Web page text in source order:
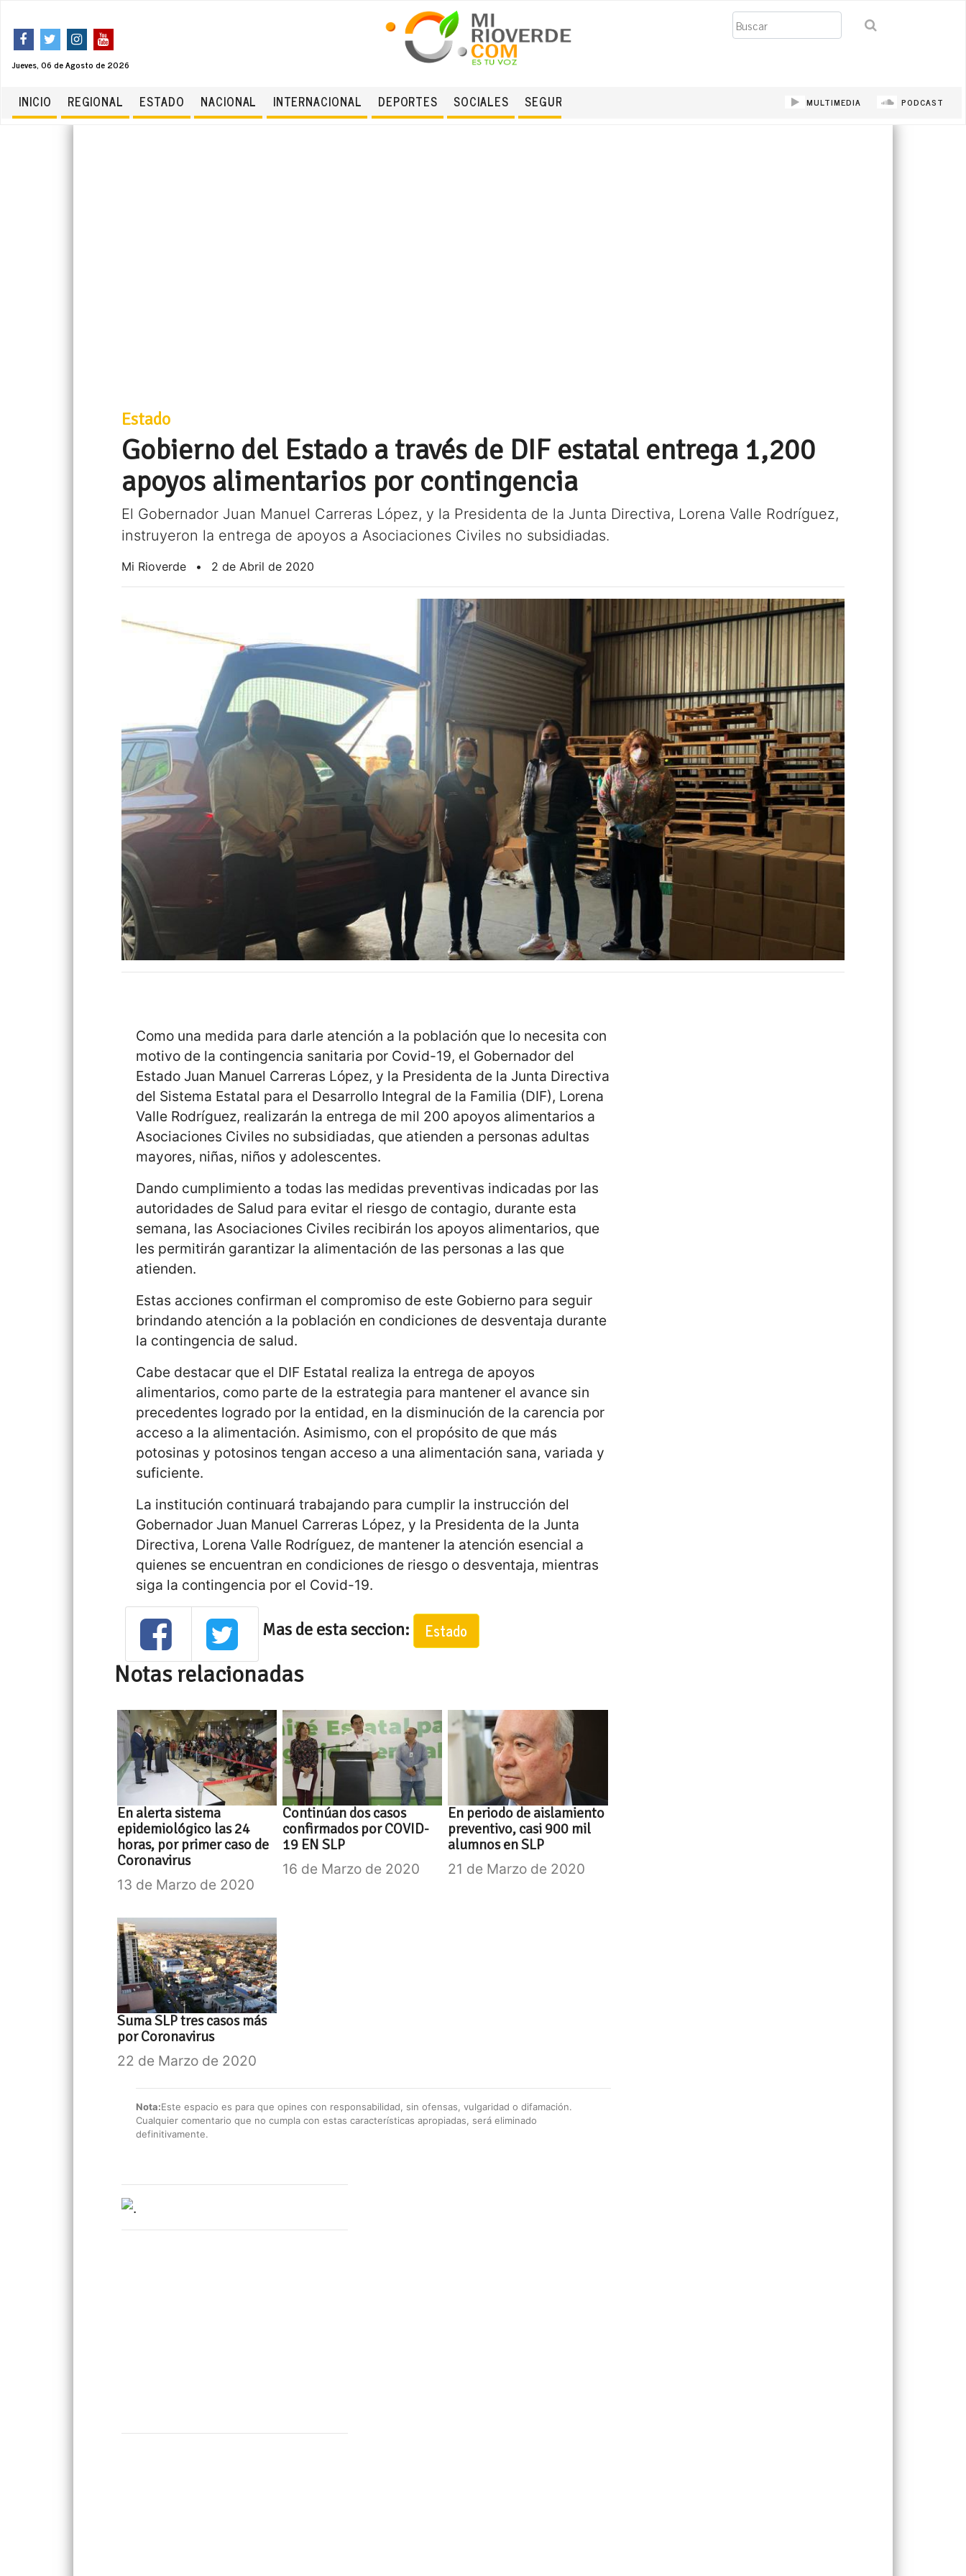
Jueves, 06 de Agosto de 2026
Buscar
INICIO REGIONAL ESTADO NACIONAL INTERNACIONAL DEPORTES SOCIALES SEGURIDAD MULTIMEDIA PODCAST
Estado
Gobierno del Estado a través de DIF estatal entrega 1,200
apoyos alimentarios por contingencia
El Gobernador Juan Manuel Carreras López, y la Presidenta de la Junta Directiva, Lorena Valle Rodríguez,
instruyeron la entrega de apoyos a Asociaciones Civiles no subsidiadas.
Mi Rioverde • 2 de Abril de 2020
Como una medida para darle atención a la población que lo necesita con
motivo de la contingencia sanitaria por Covid-19, el Gobernador del
Estado Juan Manuel Carreras López, y la Presidenta de la Junta Directiva
del Sistema Estatal para el Desarrollo Integral de la Familia (DIF), Lorena
Valle Rodríguez, realizarán la entrega de mil 200 apoyos alimentarios a
Asociaciones Civiles no subsidiadas, que atienden a personas adultas
mayores, niñas, niños y adolescentes.
Dando cumplimiento a todas las medidas preventivas indicadas por las
autoridades de Salud para evitar el riesgo de contagio, durante esta
semana, las Asociaciones Civiles recibirán los apoyos alimentarios, que
les permitirán garantizar la alimentación de las personas a las que
atienden.
Estas acciones confirman el compromiso de este Gobierno para seguir
brindando atención a la población en condiciones de desventaja durante
la contingencia de salud.
Cabe destacar que el DIF Estatal realiza la entrega de apoyos
alimentarios, como parte de la estrategia para mantener el avance sin
precedentes logrado por la entidad, en la disminución de la carencia por
acceso a la alimentación. Asimismo, con el propósito de que más
potosinas y potosinos tengan acceso a una alimentación sana, variada y
suficiente.
La institución continuará trabajando para cumplir la instrucción del
Gobernador Juan Manuel Carreras López, y la Presidenta de la Junta
Directiva, Lorena Valle Rodríguez, de mantener la atención esencial a
quienes se encuentran en condiciones de riesgo o desventaja, mientras
siga la contingencia por el Covid-19.
Mas de esta seccion: Estado
Notas relacionadas
En alerta sistema
epidemiológico las 24
horas, por primer caso de
Coronavirus
13 de Marzo de 2020
Continúan dos casos
confirmados por COVID-
19 EN SLP
16 de Marzo de 2020
En periodo de aislamiento
preventivo, casi 900 mil
alumnos en SLP
21 de Marzo de 2020
Suma SLP tres casos más
por Coronavirus
22 de Marzo de 2020
Nota:Este espacio es para que opines con responsabilidad, sin ofensas, vulgaridad o difamación.
Cualquier comentario que no cumpla con estas características apropiadas, será eliminado
definitivamente.